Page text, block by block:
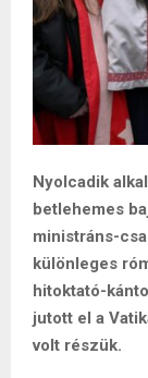
Nyolcadik
betlehemes
ministráns-
különleges
hitoktató-
jutott el a
volt részük.